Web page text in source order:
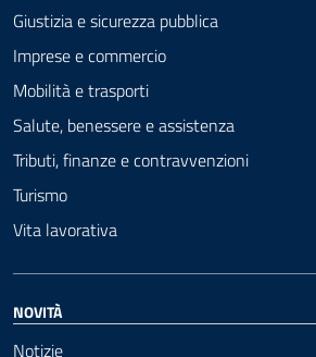
Giustizia e sicurezza pubblica
Imprese e commercio
Mobilità e trasporti
Salute, benessere e assistenza
Tributi, finanze e contravvenzioni
Turismo
Vita lavorativa
NOVITÀ
Notizie